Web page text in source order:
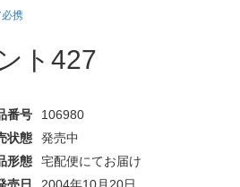
携
ト427
番号
106980
状態
発売中
形態
宅配便にてお届け